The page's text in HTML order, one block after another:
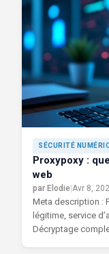
SÉCURITÉ
Proxypoxy :
web
par Elodie|Avr 8,
Meta description :
légitime, service
Décryptage